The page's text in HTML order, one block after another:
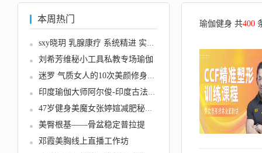
本周热门
sxy晓玥 乳腺康疗 系统精进 实操...
刘希芳维秘小工具私教专场瑜伽
迷罗 气质女人的10次美颜修身瑜伽...
印度瑜伽大师阿尔俊-印度古法瑜伽...
47岁健身美魔女张婷媗减肥秘籍：...
美臀根基——骨盆稳定普拉提
邓霞美胸线上直播工作坊
瑜伽健身 共400